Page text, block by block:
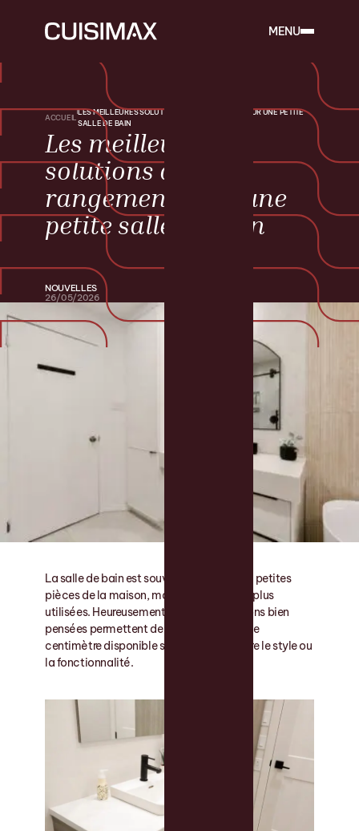
MENU
ACCUEIL
LES MEILLEURES SOLUTIONS DE RANGEMENT POUR UNE PETITE
SALLE DE BAIN
Les meilleures
solutions de
rangement pour une
petite salle de bain
NOUVELLES
26/05/2026
La salle de bain est souvent l’une des plus petites
pièces de la maison, mais aussi l’une des plus
utilisées. Heureusement, quelques solutions bien
pensées permettent de maximiser chaque
centimètre disponible sans compromettre le style ou
la fonctionnalité.